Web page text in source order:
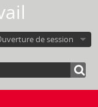
de session